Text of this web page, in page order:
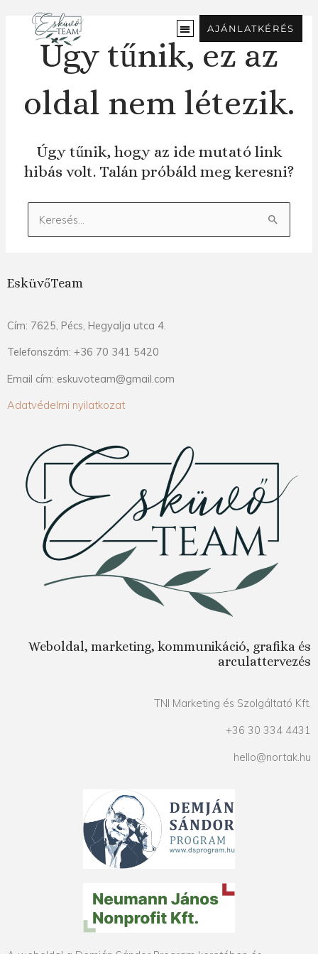
tartalomra
AJÁNLATKÉRÉS
Úgy tűnik, ez az
oldal nem létezik.
Úgy tűnik, hogy az ide mutató link
hibás volt. Talán próbáld meg keresni?
Keresés:
EsküvőTeam
Cím: 7625, Pécs, Hegyalja utca 4.
Telefonszám: +36 70 341 5420
Email cím: eskuvoteam@gmail.com
Adatvédelmi nyilatkozat
Weboldal, marketing, kommunikáció, grafika és
arculattervezés
TNI Marketing és Szolgáltató Kft.
+36 30 334 4431
hello@nortak.hu